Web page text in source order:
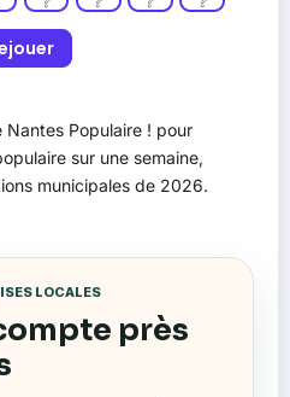
Nantes Populaire ! pour
sur une semaine,
municipales de 2026.
LOCALES
près